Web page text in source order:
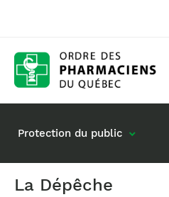
Protection du public
La Dépêche